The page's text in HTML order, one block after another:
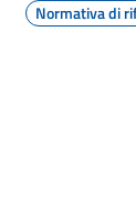
Normativa di